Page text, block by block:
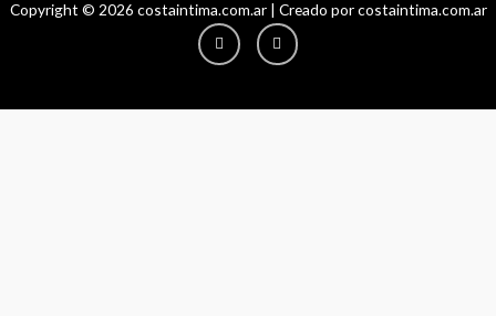
Copyright © 2026 costaintima.com.ar | Creado por costaintima.com.ar
InstagramFacebook-
f